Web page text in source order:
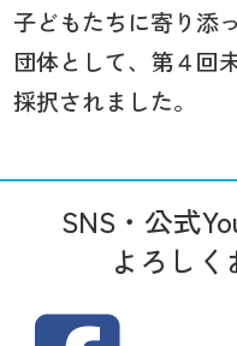
子どもたちに寄り添
団体として、第４回
採択されました。
SNS・公式
よろしく